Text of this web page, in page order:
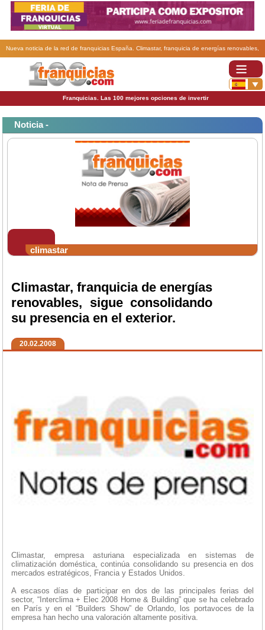
Nueva noticia de la red de franquicias España. Climastar, franquicia de energías renovables,
sigue consolidando su presencia en el exterior..
Franquicias. Las 100 mejores opciones de invertir
Noticia -
climastar
Climastar, franquicia de energías
renovables, sigue consolidando
su presencia en el exterior.
20.02.2008
Climastar, empresa asturiana especializada en sistemas de
climatización doméstica, continúa consolidando su presencia en dos
mercados estratégicos, Francia y Estados Unidos.
A escasos días de participar en dos de las principales ferias del
sector, “Interclima + Elec 2008 Home & Building” que se ha celebrado
en París y en el “Builders Show” de Orlando, los portavoces de la
empresa han hecho una valoración altamente positiva.